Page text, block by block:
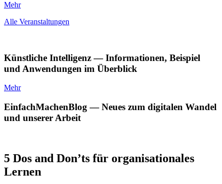
Mehr
Alle Veranstaltungen
Künstliche Intelligenz — Informationen, Beispiel
und Anwendungen im Überblick
Mehr
EinfachMachenBlog — Neues zum digitalen Wandel
und unserer Arbeit
5 Dos and Don’ts für organisationales
Lernen